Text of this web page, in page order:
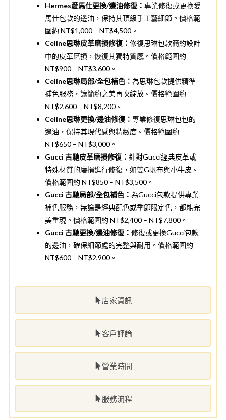
店家資訊
客戶評論
營業時間
服務流程
Hermes愛馬仕更換/邊油修復： 專業修復或更換愛
馬仕包款的邊油，保持其頂級手工藝細節。價格範
圍約 NT$1,000 – NT$4,500。
Celine思琳皮革磨損修復： 修復思琳包款簡約設計
中的皮革磨損，恢復其獨特質感。價格範圍約
NT$900 – NT$3,600。
Celine思琳局部/全包補色： 為思琳包款提供精準
補色服務，讓簡約之美再次綻放。價格範圍約
NT$2,600 – NT$8,200。
Celine思琳更換/邊油修復： 專業修復思琳包包的
邊油，保持其現代感與精緻度。價格範圍約
NT$650 – NT$3,000。
Gucci 古馳皮革磨損修復： 針對Gucci經典皮革或
特殊材質的磨損進行修復，如雙G帆布與小牛皮。
價格範圍約 NT$850 – NT$3,500。
Gucci 古馳局部/全包補色： 為Gucci包款提供專業
補色服務，無論是經典配色或季節限定色，都能完
美重現。價格範圍約 NT$2,400 – NT$7,800。
Gucci 古馳更換/邊油修復： 修復或更換Gucci包款
的邊油，確保細節處的完整與耐用。價格範圍約
NT$600 – NT$2,900。